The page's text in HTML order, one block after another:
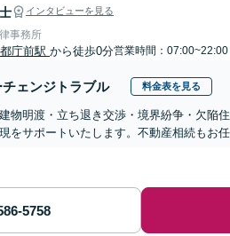
インタビューを見る
事務所
都庁前駅 から徒歩0分営業時間：07:00~22:00
ェンジトラブル 料金表を見る
建物明渡・立ち退き交渉・境界紛争・欠
をサポートいたします。不動産相続もお